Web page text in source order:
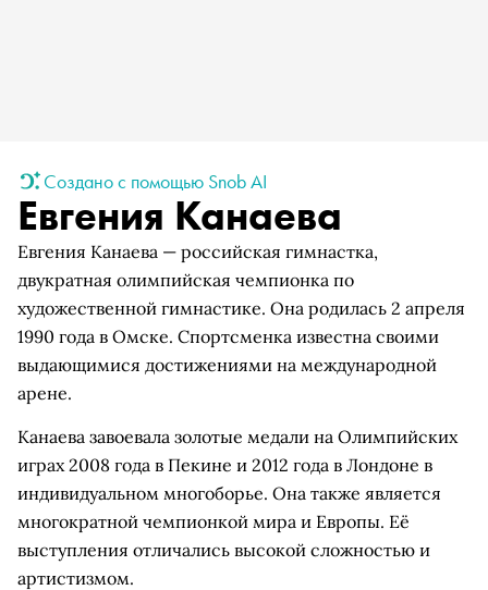
Создано с помощью Snob AI
Евгения Канаева
Евгения Канаева — российская гимнастка,
двукратная олимпийская чемпионка по
художественной гимнастике. Она родилась 2 апреля
1990 года в Омске. Спортсменка известна своими
выдающимися достижениями на международной
арене.
Канаева завоевала золотые медали на Олимпийских
играх 2008 года в Пекине и 2012 года в Лондоне в
индивидуальном многоборье. Она также является
многократной чемпионкой мира и Европы. Её
выступления отличались высокой сложностью и
артистизмом.